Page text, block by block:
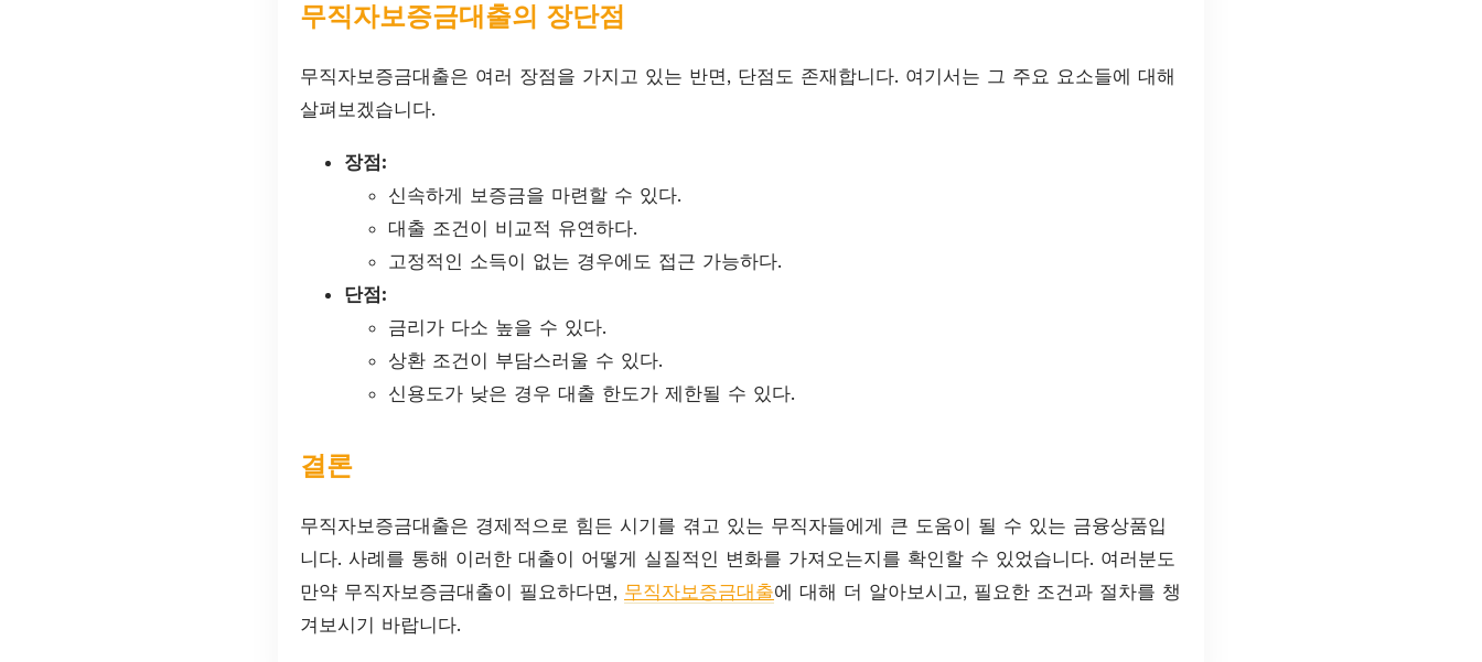
무직자보증금대출의 장단점
무직자보증금대출은 여러 장점을 가지고 있는 반면, 단점도 존재합니다. 여기서는 그 주요 요소들에 대해
살펴보겠습니다.
장점:
신속하게 보증금을 마련할 수 있다.
대출 조건이 비교적 유연하다.
고정적인 소득이 없는 경우에도 접근 가능하다.
단점:
금리가 다소 높을 수 있다.
상환 조건이 부담스러울 수 있다.
신용도가 낮은 경우 대출 한도가 제한될 수 있다.
결론
무직자보증금대출은 경제적으로 힘든 시기를 겪고 있는 무직자들에게 큰 도움이 될 수 있는 금융상품입
니다. 사례를 통해 이러한 대출이 어떻게 실질적인 변화를 가져오는지를 확인할 수 있었습니다. 여러분도
만약 무직자보증금대출이 필요하다면, 무직자보증금대출에 대해 더 알아보시고, 필요한 조건과 절차를 챙
겨보시기 바랍니다.